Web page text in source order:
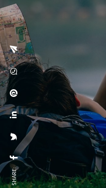
SHARE: